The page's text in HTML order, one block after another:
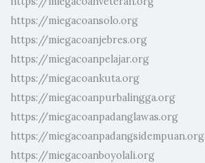
https://miegacoansolo.org
https://miegacoanjebres.org
https://miegacoanpelajar.org
https://miegacoankuta.org
https://miegacoanpurbalingga.org
https://miegacoanpadanglawas.org
https://miegacoanpadangsidempuan.org
https://miegacoanboyolali.org